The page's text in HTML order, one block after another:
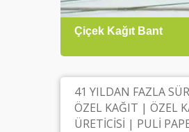
Çiçek Kağıt Bant
41 YILDAN FAZLA
ÖZEL KAĞIT | ÖZEL
ÜRETICISI | PULI